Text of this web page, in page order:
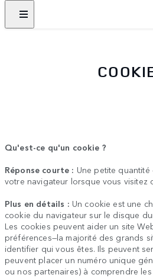
Qu'est-ce qu'un cookie ?
Réponse courte : Une petite
votre navigateur lorsque vous visitez
Plus en détails : Un cookie est une
cookie du navigateur sur le disque
Les cookies peuvent aider un site
préférences—la majorité des grands
identifier qui vous êtes. Ils peuvent
peuvent placer un numéro unique
ou nos partenaires) à comprendre